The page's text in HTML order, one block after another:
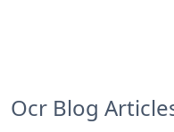
Ocr Blog